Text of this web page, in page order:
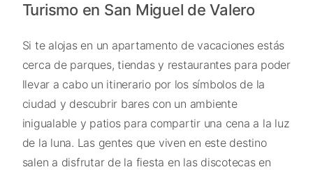
Turismo en San Miguel de Valero
Si te alojas en un apartamento de vacaciones estás
cerca de parques, tiendas y restaurantes para poder
llevar a cabo un itinerario por los símbolos de la
ciudad y descubrir bares con un ambiente
inigualable y patios para compartir una cena a la luz
de la luna. Las gentes que viven en este destino
salen a disfrutar de la fiesta en las discotecas en